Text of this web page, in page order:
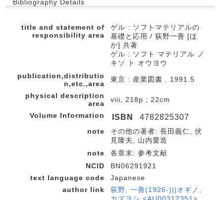
Bibliography Details
title and statement of
responsibility area
ゲル : ソフトマテリアルの
基礎と応用 / 荻野一善 [ほ
か] 共著
ゲル : ソフト マテリアル ノ
キソ ト オウヨウ
publication,distributio
n,etc.,area
東京 : 産業図書 , 1991.5
physical description
area
viii, 218p ; 22cm
Volume Information
ISBN 4782825307
note
その他の著者: 長田義仁, 伏
見隆夫, 山内愛造
note
各章末: 参考文献
NCID
BN06291921
text language code
Japanese
author link
荻野, 一善(1926-)||オギノ,